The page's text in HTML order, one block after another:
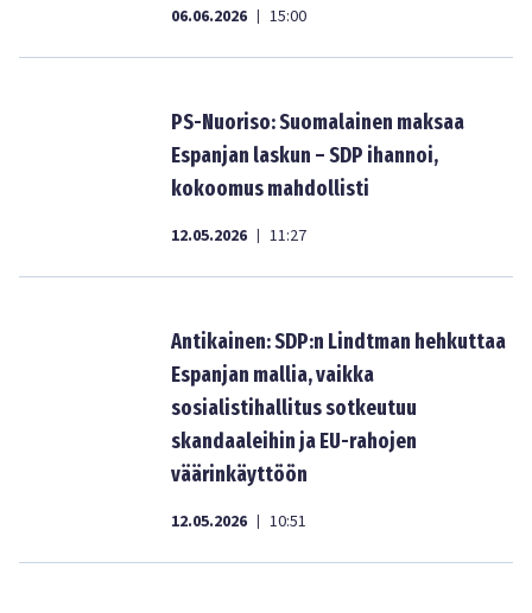
06.06.2026 | 15:00
PS-Nuoriso: Suomalainen maksaa
Espanjan laskun – SDP ihannoi,
kokoomus mahdollisti
12.05.2026 | 11:27
Antikainen: SDP:n Lindtman hehkuttaa
Espanjan mallia, vaikka
sosialistihallitus sotkeutuu
skandaaleihin ja EU-rahojen
väärinkäyttöön
12.05.2026 | 10:51